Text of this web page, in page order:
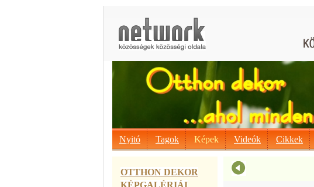
Nyitó Tagok Képek Videók Cikkek
OTTHON DEKOR
KÉPGALÉRIÁI